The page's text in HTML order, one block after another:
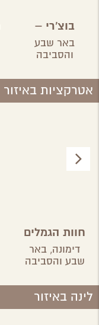
בוצ'רי –
אחוזת הבשר
באר שבע
והסביבה
אטרקציות באיזור
חוות הגמלים
בנגב
דימונה, באר
שבע והסביבה
לינה באיזור